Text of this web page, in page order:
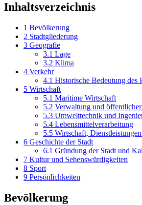
Inhaltsverzeichnis
1 Bevölkerung
2 Stadtgliederung
3 Geografie
3.1 Lage
3.2 Klima
4 Verkehr
4.1 Historische Bedeutung des
5 Wirtschaft
5.1 Maritime Wirtschaft
5.2 Verwaltung und
5.3 Umwelttechnik und
5.4 Lebensmittelverarbeitung
5.5 Wirtschaft,
6 Geschichte der Stadt
6.1 Gründung der Stadt und
7 Kultur und Sehenswürdigkeiten
8 Sport
9 Persönlichkeiten
Bevölkerung